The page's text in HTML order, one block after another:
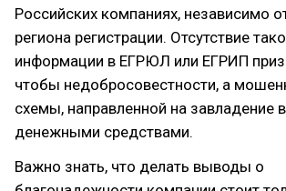
Российских компаниях, независимо
региона регистрации. Отсутствие
информации в ЕГРЮЛ или ЕГРИП
чтобы недобросовестности, а
схемы, направленной на завладение
денежными средствами.
Важно знать, что делать выводы о